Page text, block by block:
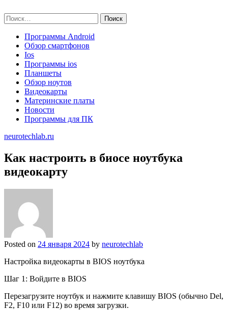
to
content
Найти:
Программы Android
Обзор смартфонов
Ios
Программы ios
Планшеты
Обзор ноутов
Видеокарты
Материнские платы
Новости
Программы для ПК
neurotechlab.ru
Как настроить в биосе ноутбука
видеокарту
Posted on 24 января 2024 by neurotechlab
Настройка видеокарты в BIOS ноутбука
Шаг 1: Войдите в BIOS
Перезагрузите ноутбук и нажмите клавишу BIOS (обычно Del,
F2, F10 или F12) во время загрузки.